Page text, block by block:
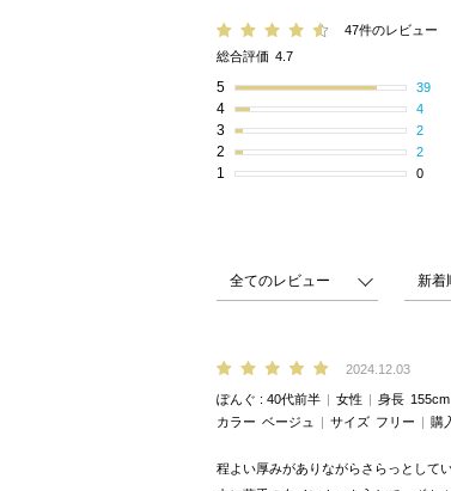
47件のレビュー
総合評価 4.7
5 39
4 4
3 2
2 2
1 0
2024.12.03
ぽんぐ 40代前半 女性 身長 155cm
カラー ベージュ サイズ フリー 購
程よい厚みがありながらさらっとして